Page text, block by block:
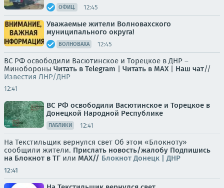
ОФИЦ. 12:45
Уважаемые жители Волновахского
муниципального округа!
ВОЛНОВАХА 12:45
ВС РФ освободили Васютинское и Торецкое в ДНР –
Минобороны Читать в Telegram | Читать в MAX| Наш чат//
Известия ЛНР/ДНР
12:41
ВС РФ освободили Васютинское и Торецкое в
Донецкой Народной Республике
ПАБЛИКИ 12:41
На Текстильщик вернулся свет Об этом «Блокноту»
сообщили жители. Прислать новость/жалобу Подпишись
на Блокнот в ТГ или МАХ// Блокнот Донецк | ДНР
12:41